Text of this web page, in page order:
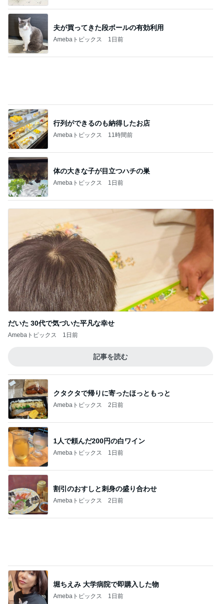
夫が買ってきた段ボールの有効利用
Amebaトピックス 1日前
行列ができるのも納得したお店
Amebaトピックス 11時間前
体の大きな子が目立つハチの巣
Amebaトピックス 1日前
だいた 30代で気づいた平凡な幸せ
Amebaトピックス 1日前
記事を読む
クタクタで帰りに寄ったほっともっと
Amebaトピックス 2日前
1人で頼んだ200円の白ワイン
Amebaトピックス 1日前
割引のおすしと刺身の盛り合わせ
Amebaトピックス 2日前
堀ちえみ 大学病院で即購入した物
Amebaトピックス 1日前